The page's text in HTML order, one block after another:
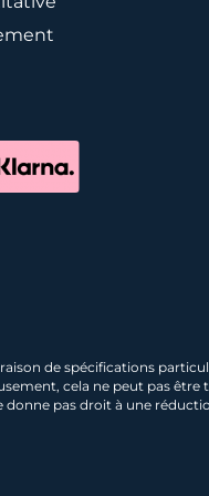
de spécifications
cela ne peut pas
pas droit à une